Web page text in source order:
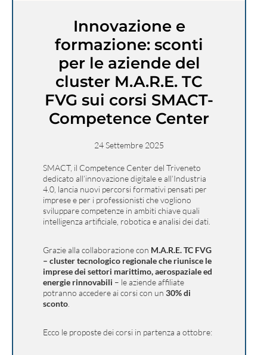
Innovazione e
formazione: sconti
per le aziende del
cluster M.A.R.E. TC
FVG sui corsi SMACT-
Competence Center
24 Settembre 2025
SMACT, il Competence Center del Triveneto
dedicato all’innovazione digitale e all’Industria
4.0, lancia nuovi percorsi formativi pensati per
imprese e per i professionisti che vogliono
sviluppare competenze in ambiti chiave quali
intelligenza artificiale, robotica e analisi dei dati.
Grazie alla collaborazione con M.A.R.E. TC FVG
– cluster tecnologico regionale che riunisce le
imprese dei settori marittimo, aerospaziale ed
energie rinnovabili – le aziende affiliate
potranno accedere ai corsi con un 30% di
sconto
Ecco le proposte dei corsi in partenza a ottobre: